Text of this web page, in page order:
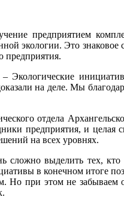
предприятием
экологии. Это знаковое
предприятия.
на деле. Мы
отдела
предприятия, и целая
на всех уровнях.
сложно выделить тех,
в конечном итоге
Но при этом не забываем